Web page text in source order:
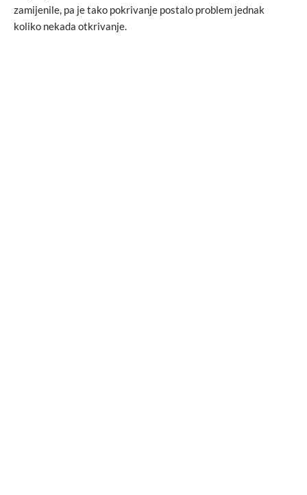
zamijenile, pa je tako pokrivanje postalo problem jednak
koliko nekada otkrivanje.